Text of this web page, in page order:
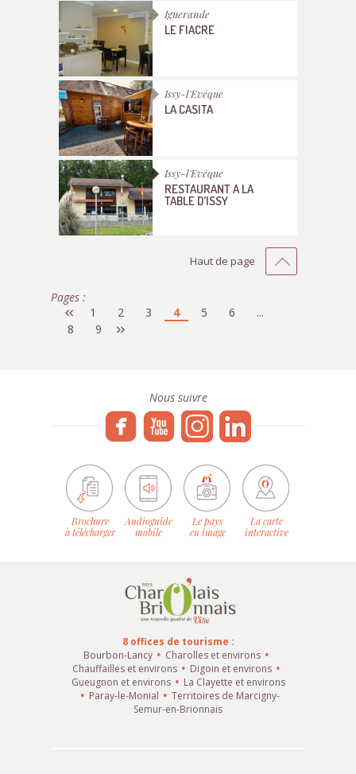
Iguerande
LE FIACRE
Issy-l'Evêque
LA CASITA
Issy-l'Evêque
RESTAURANT A LA
TABLE D'ISSY
Haut de page
Pages :
1
2 3 4 5 6
...
8
9
Nous suivre
Brochure
à télécharger
Audioguide
mobile
Le pays
en image
La carte
interactive
8 offices de tourisme :
Bourbon-Lancy
Charolles et environs
Chauffailles et environs
Digoin et environs
Gueugnon et environs
La Clayette et environs
Paray-le-Monial
Territoires de Marcigny-
Semur-en-Brionnais